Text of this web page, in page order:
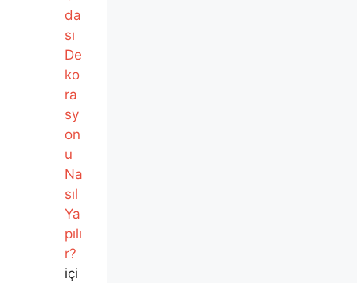
da
sı
De
ko
ra
sy
on
u
Na
sıl
Ya
pılı
r?
içi